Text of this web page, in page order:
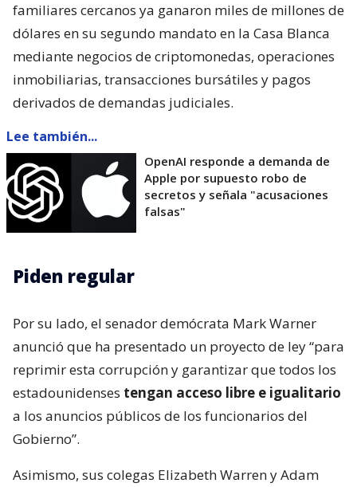
familiares cercanos ya ganaron miles de millones de
dólares en su segundo mandato en la Casa Blanca
mediante negocios de criptomonedas, operaciones
inmobiliarias, transacciones bursátiles y pagos
derivados de demandas judiciales.
Lee también...
OpenAI responde a demanda de
Apple por supuesto robo de
secretos y señala "acusaciones
falsas"
Piden regular
Por su lado, el senador demócrata Mark Warner
anunció que ha presentado un proyecto de ley “para
reprimir esta corrupción y garantizar que todos los
estadounidenses tengan acceso libre e igualitario
a los anuncios públicos de los funcionarios del
Gobierno”.
Asimismo, sus colegas Elizabeth Warren y Adam